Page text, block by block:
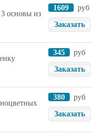
основы из
1609
руб
Заказать
345
руб
Заказать
380
руб
Заказать